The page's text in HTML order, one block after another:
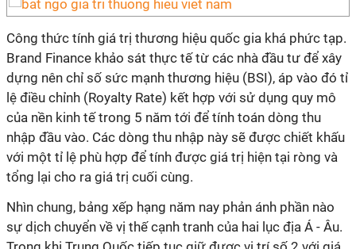
Công thức tính giá trị thương hiệu quốc gia khá phức tạp.
Brand Finance khảo sát thực tế từ các nhà đầu tư để xây
dựng nên chỉ số sức mạnh thương hiệu (BSI), áp vào đó tỉ
lệ điều chỉnh (Royalty Rate) kết hợp với sử dụng quy mô
của nền kinh tế trong 5 năm tới để tính toán dòng thu
nhập đầu vào. Các dòng thu nhập này sẽ được chiết khấu
với một tỉ lệ phù hợp để tính được giá trị hiện tại ròng và
tổng lại cho ra giá trị cuối cùng.
Nhìn chung, bảng xếp hạng năm nay phản ánh phần nào
sự dịch chuyển về vị thế cạnh tranh của hai lục địa Á - Âu.